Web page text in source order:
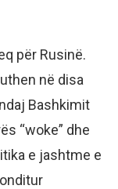
për Rusinë.
në disa
Bashkimit
“woke” dhe
e jashtme e